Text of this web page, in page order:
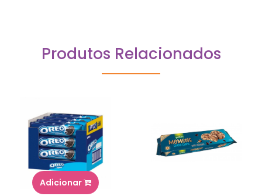
Produtos Relacionados
Adicionar